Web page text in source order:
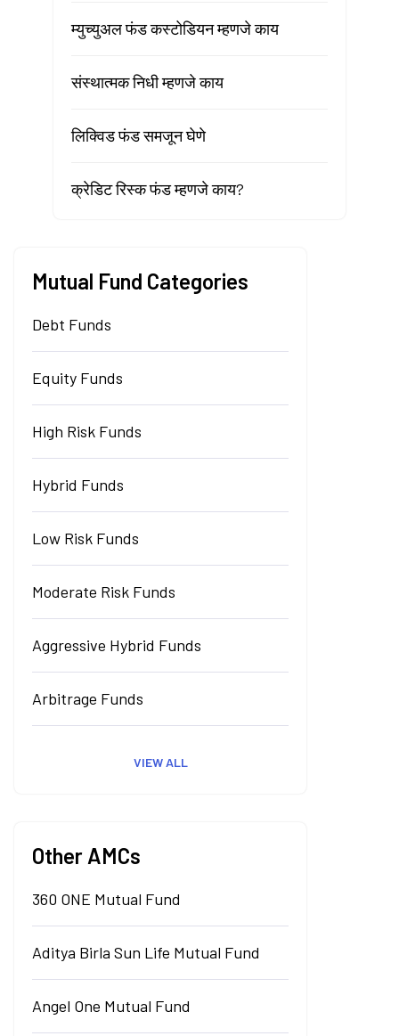
म्युच्युअल फंड कस्टोडियन म्हणजे काय
संस्थात्मक निधी म्हणजे काय
लिक्विड फंड समजून घेणे
क्रेडिट रिस्क फंड म्हणजे काय?
Mutual Fund Categories
Debt Funds
Equity Funds
High Risk Funds
Hybrid Funds
Low Risk Funds
Moderate Risk Funds
Aggressive Hybrid Funds
Arbitrage Funds
VIEW ALL
Other AMCs
360 ONE Mutual Fund
Aditya Birla Sun Life Mutual Fund
Angel One Mutual Fund